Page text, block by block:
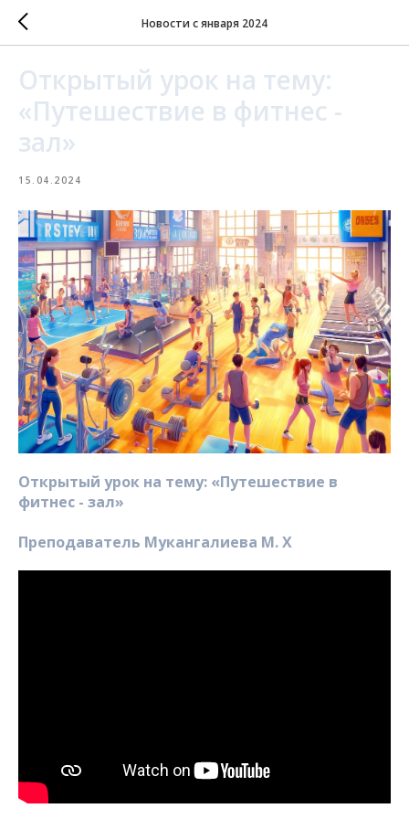
Новости с января 2024
Открытый урок на тему:
«Путешествие в фитнес -
зал»
15.04.2024
Открытый урок на тему: «Путешествие в
фитнес - зал»
Преподаватель Мукангалиева М. Х